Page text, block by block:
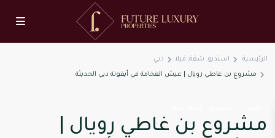
الرئيسية استديو, شقة, فيلا دبي
مشروع بن غاطي رويال | عيش الفخامة في أيقونة دبي الحديثة
مشروع بن غاطي رويال |